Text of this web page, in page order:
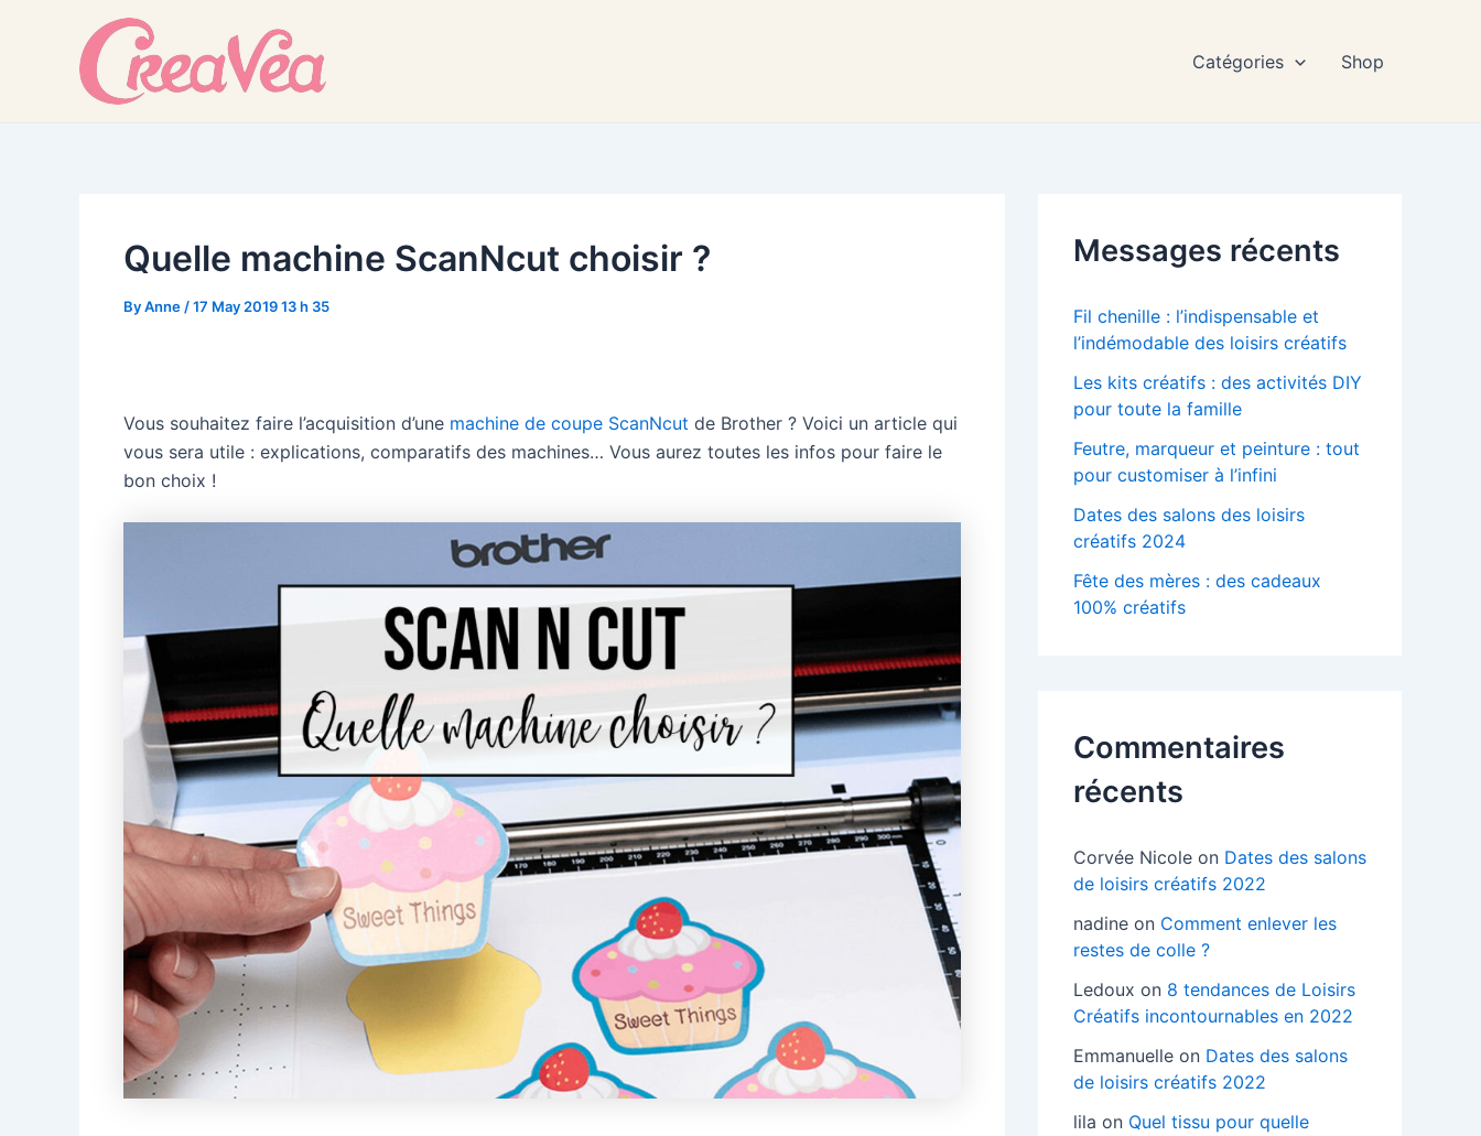
Catégories Shop
Quelle machine ScanNcut choisir ?
ByAnne /17 May 2019 13 h 35
Vous souhaitez faire l’acquisition d’une machine de coupe ScanNcut de Brother ? Voici un article qui
vous sera utile : explications, comparatifs des machines… Vous aurez toutes les infos pour faire le
bon choix !
Messages récents
Fil chenille : l’indispensable et
l’indémodable des loisirs créatifs
Les kits créatifs : des activités DIY
pour toute la famille
Feutre, marqueur et peinture : tout
pour customiser à l’infini
Dates des salons des loisirs
créatifs 2024
Fête des mères : des cadeaux
100% créatifs
Commentaires
récents
Corvée Nicole on Dates des salons
de loisirs créatifs 2022
nadine on Comment enlever les
restes de colle ?
Ledoux on 8 tendances de Loisirs
Créatifs incontournables en 2022
Emmanuelle on Dates des salons
de loisirs créatifs 2022
lila on Quel tissu pour quelle